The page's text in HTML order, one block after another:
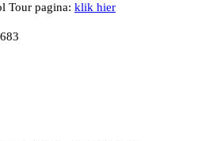
Tour pagina: klik hier